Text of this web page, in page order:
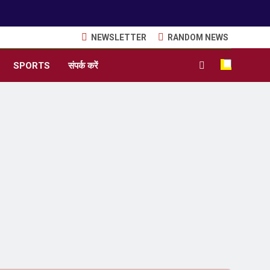
NEWSLETTER RANDOM NEWS
SPORTS संपर्क करें